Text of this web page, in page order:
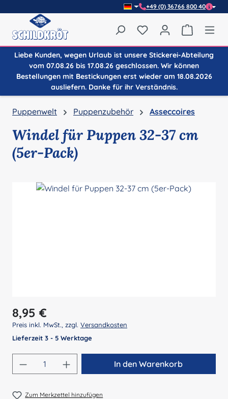
+49 (0) 36766 800 40
Du hast 0 Produkte
Liebe Kunden, wegen Urlaub ist unsere Stickerei-Abteilung
vom 07.08.26 bis 17.08.26 geschlossen. Wir können
Bestellungen mit Bestickungen erst wieder am 18.08.2026
ausliefern. Danke für ihr Verständnis.
Puppenwelt Puppenzubehör Asseccoires
Windel für Puppen 32-37 cm
(5er-Pack)
Regulärer Preis:
8,95 €
Preis inkl. MwSt., zzgl. Versandkosten
Lieferzeit 3 - 5 Werktage
Produkt Anzahl: Gib den gewünschten
In den Warenkorb
Zum Merkzettel hinzufügen